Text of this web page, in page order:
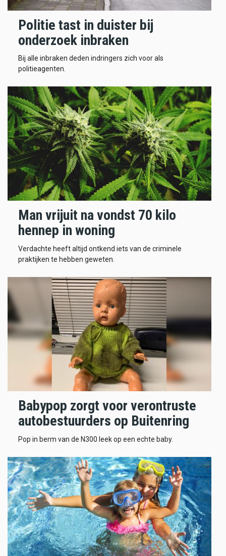
Politie tast in duister bij
onderzoek inbraken
Bij alle inbraken deden indringers zich voor als
politieagenten.
Man vrijuit na vondst 70 kilo
hennep in woning
Verdachte heeft altijd ontkend iets van de criminele
praktijken te hebben geweten.
Babypop zorgt voor verontruste
autobestuurders op Buitenring
Pop in berm van de N300 leek op een echte baby.